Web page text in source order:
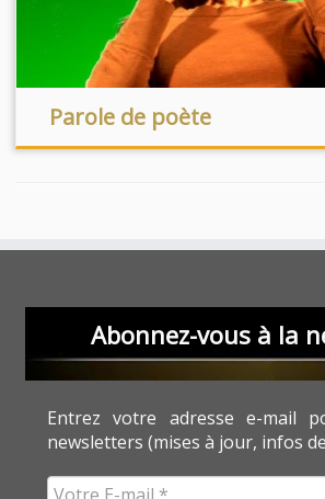
Parole de poète
Abonnez-vous à la
Entrez votre adresse e-mail
newsletters (mises à jour, infos